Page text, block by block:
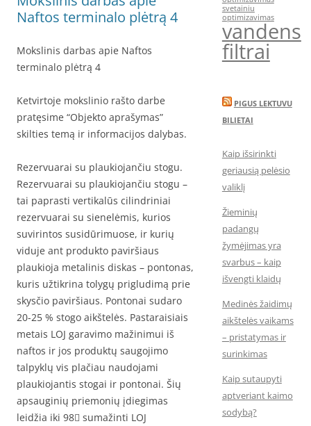
Naftos terminalo plėtrą 4
Mokslinis darbas apie Naftos
terminalo plėtrą 4
Ketvirtoje mokslinio rašto darbe
pratęsime “Objekto aprašymas”
skilties temą ir informacijos dalybas.
Rezervuarai su plaukiojančiu stogu.
Rezervuarai su plaukiojančiu stogu –
tai paprasti vertikalūs cilindriniai
rezervuarai su sienelėmis, kurios
suvirintos susidūrimuose, ir kurių
viduje ant produkto paviršiaus
plaukioja metalinis diskas – pontonas,
kuris užtikrina tolygų prigludimą prie
skysčio paviršiaus. Pontonai sudaro
20-25 % stogo aikštelės. Pastaraisiais
metais LOJ garavimo mažinimui iš
naftos ir jos produktų saugojimo
talpyklų vis plačiau naudojami
plaukiojantis stogai ir pontonai. Šių
apsauginių priemonių įdiegimas
leidžia iki 98 sumažinti LOJ
svetainiu
optimizavimas
vandens
filtrai
PIGUS LEKTUVU
BILIETAI
Kaip išsirinkti
geriausią pelėsio
valiklį
Žieminių
padangų
žymėjimas yra
svarbus – kaip
išvengti klaidų
Medinės žaidimų
aikštelės vaikams
– pristatymas ir
surinkimas
Kaip sutaupyti
aptveriant kaimo
sodybą?